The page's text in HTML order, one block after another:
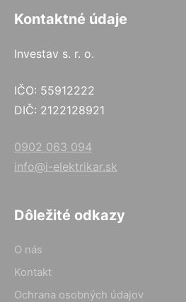
Kontaktné údaje
Investav s. r. o.
IČO: 55912222
DIČ: 2122128921
0902 063 094
info@i-elektrikar.sk
Dôležité odkazy
O nás
Kontakt
Ochrana osobných údajov